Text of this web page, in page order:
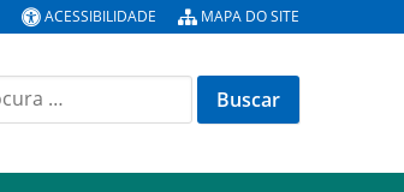
ACESSIBILIDADE MAPA DO SITE